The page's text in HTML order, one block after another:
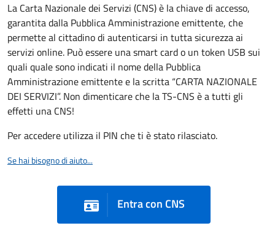
La Carta Nazionale dei Servizi (CNS) è la chiave di accesso,
garantita dalla Pubblica Amministrazione emittente, che
permette al cittadino di autenticarsi in tutta sicurezza ai
servizi online. Può essere una smart card o un token USB sui
quali quale sono indicati il nome della Pubblica
Amministrazione emittente e la scritta “CARTA NAZIONALE
DEI SERVIZI”. Non dimenticare che la TS-CNS è a tutti gli
effetti una CNS!
Per accedere utilizza il PIN che ti è stato rilasciato.
Se hai bisogno di aiuto...
Entra con CNS